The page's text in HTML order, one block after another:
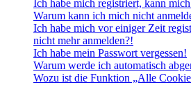
Ich habe mich registriert, kann
Warum kann ich mich nicht
Ich habe mich vor einiger Zeit
nicht mehr anmelden?!
Ich habe mein Passwort vergessen!
Warum werde ich automatisch
Wozu ist die Funktion „Alle